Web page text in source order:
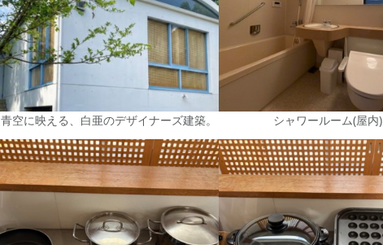
青空に映える、白亜のデザイナーズ建築。 シャワールーム(屋内)